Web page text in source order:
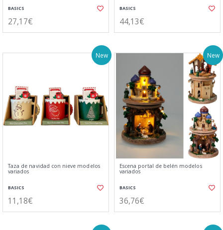
BASICS
27,17€
BASICS
44,13€
New
Taza de navidad con nieve modelos
variados
BASICS
11,18€
New
Escena portal de belén modelos
variados
BASICS
36,76€